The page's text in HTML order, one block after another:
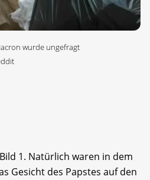
wurde ungefragt
1. Natürlich waren in dem
Gesicht des Papstes auf den